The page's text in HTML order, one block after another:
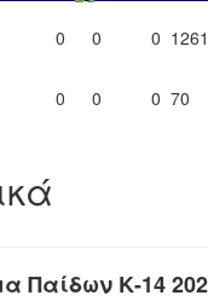
0 0 0 1261
0 0 0 70
Παίδων Κ-14